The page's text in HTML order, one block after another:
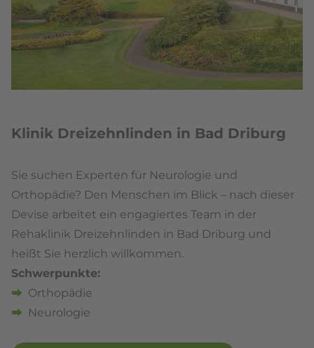
Klinik Dreizehnlinden in Bad Driburg
Sie suchen Experten für Neurologie und
Orthopädie? Den Menschen im Blick – nach dieser
Devise arbeitet ein engagiertes Team in der
Rehaklinik Dreizehnlinden in Bad Driburg und
heißt Sie herzlich willkommen.
Schwerpunkte:
Orthopädie
Neurologie